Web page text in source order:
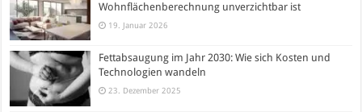
Wohnflächenberechnung unverzichtbar ist
19. Januar 2026
Fettabsaugung im Jahr 2030: Wie sich Kosten und
Technologien wandeln
23. Dezember 2025